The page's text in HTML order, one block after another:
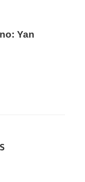
Yan